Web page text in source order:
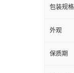
包装规格
外观
保质期